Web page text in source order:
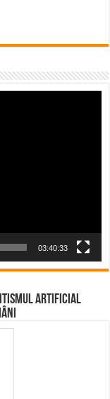
03:40:33
Artificial